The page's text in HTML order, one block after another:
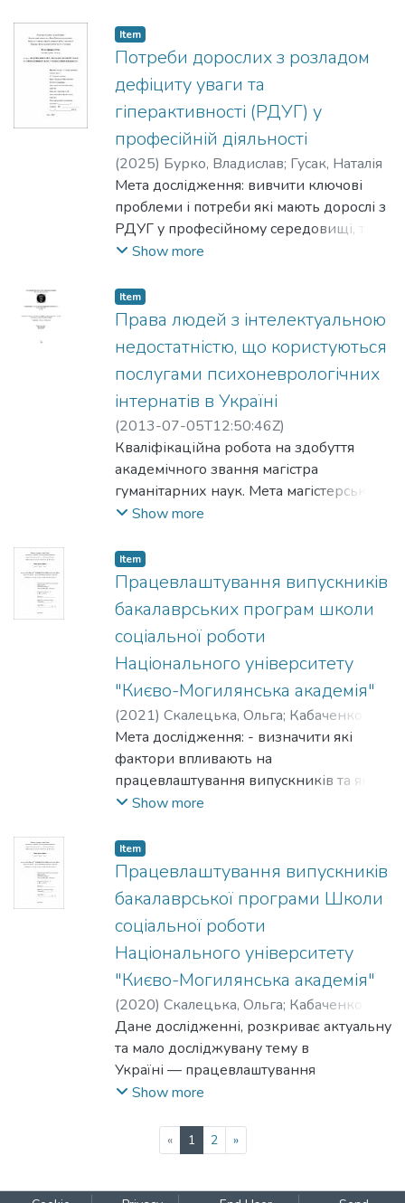
Item
Потреби дорослих з розладом
дефіциту уваги та
гіперактивності (РДУГ) у
професійній діяльності
(2025) Бурко, Владислав; Гусак, Наталія
Мета дослідження: вивчити ключові
проблеми і потреби які мають дорослі з
РДУГ у професійному середовищі, та
які фактори сприяють або
функціонуванню на роботі.
Show more
Item
Права людей з інтелектуальною
недостатністю, що користуються
послугами психоневрологічних
інтернатів в Україні
(2013-07-05T12:50:46Z)
Чернишевська, Людмила; Грига, Ірена
Кваліфікаційна робота на здобуття
академічного звання магістра
гуманітарних наук. Мета магістерської
роботи: вивчення стану дотримання
інтелектуальною недостатністю, що
користуються послугами
психоневрологічних інтернатів України.
Show more
Item
Працевлаштування випускників
бакалаврських програм школи
соціальної роботи
Національного університету
"Києво-Могилянська академія"
(2021) Скалецька, Ольга; Кабаченко,
Надія
Мета дослідження: - визначити які
фактори впливають на
працевлаштування випускників та які
шляхи покращення ефективності
фахом соціальна робота.
Show more
Item
Працевлаштування випускників
бакалаврської програми Школи
соціальної роботи
Національного університету
"Києво-Могилянська академія"
(2020) Скалецька, Ольга; Кабаченко,
Надія
Дане дослідженні, розкриває актуальну
та мало досліджувану тему в
Україні — працевлаштування
випускників бакалаврської програми за
даному дослідженні було зосереджено
увагу на працевлаштуванні саме
Show more
« 1(current)
2 »